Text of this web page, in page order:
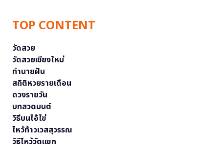
TOP CONTENT
วัดสวย
วัดสวยเชียงใหม่
ทำนายฝัน
สถิติหวยรายเดือน
ดวงรายวัน
บทสวดมนต์
วิธีบนไอ้ไข่
ไหว้ท้าวเวสสุวรรณ
วิธีไหว้วัดแขก